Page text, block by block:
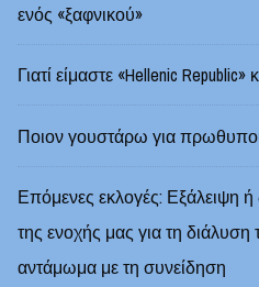
ενός «ξαφνικού»
Γιατί είμαστε «Hellenic Republic»
Ποιον γουστάρω για
Επόμενες εκλογές: Εξάλειψη
της ενοχής μας για τη
αντάμωμα με τη συνείδηση